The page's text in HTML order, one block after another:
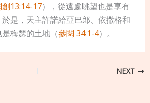
創13:14-17），從遠處眺望也是享有
是，天主許諾給亞巴郎、依撒格和
梅瑟的土地（參閱 34:1-4）。
NEXT